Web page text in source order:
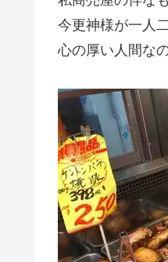
今更神様が一人
心の厚い人間な